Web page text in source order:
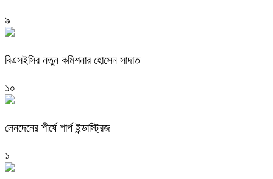
৯
বিএসইসির নতুন কমিশনার হোসেন সাদাত
১০
লেনদেনের শীর্ষে শার্প ইন্ডাস্ট্রিজ
১